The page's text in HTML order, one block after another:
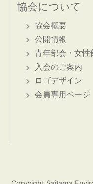
協会について
協会概要
公開情報
青年部会・女性
入会のご案内
ロゴデザイン
会員専用ページ